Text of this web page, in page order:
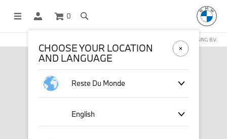
0
BOUTIQUE EN LIGNE GÉRÉE PAR STICHD SPORTSMERCHANDISING B.V.
CHOOSE YOUR LOCATION
AND LANGUAGE
Reste Du Monde
English